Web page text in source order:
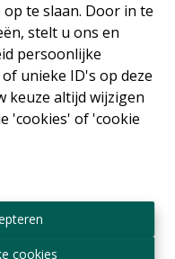
te slaan. Door in te
stelt u ons en
persoonlijke
unieke ID's op deze
keuze altijd wijzigen
'cookies' of 'cookie
cookies
m²